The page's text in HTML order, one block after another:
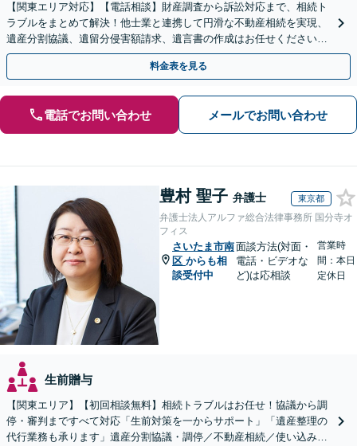
【関東エリア対応】【電話相談】財産調査から訴訟対応まで、相続ト
ラブルをまとめて解決！他士業と連携して円滑な不動産相続を実現、
遺産分割協議、遺留分侵害額請求、遺言書の作成はお任せください。
明確な料金体系【オンライン面談可能】
料金表を見る
電話でお問い合わせ メールでお問い合わせ
豊村 聖子 弁護士 東京都
弁護士法人アルファ総合法律事務所 国分寺オ
フィス
さいたま市南
区 からも相
談受付中
面談方法(対面・
電話・ビデオな
ど)は応相談
営業時
間：本日
定休日
生前贈与
【関東エリア】【初回相談無料】相続トラブルはお任せ！協議から調
停・審判まですべて対応「生前対策を一からサポート」「遺産整理の
代行業務も承ります」遺産分割協議・調停／不動産相続／使い込み／